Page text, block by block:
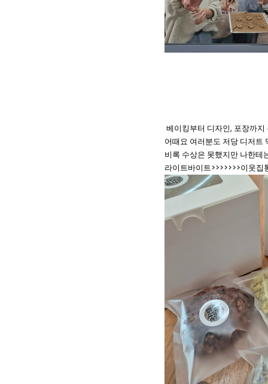
베이킹부터 디자인, 포장까
어때요 여러분도 저당 디저트
비록 수상은 못했지만 나한테
라이트바이트>>>>>>>이웃